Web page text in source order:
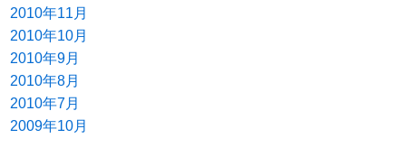
2010年11月
2010年10月
2010年9月
2010年8月
2010年7月
2009年10月